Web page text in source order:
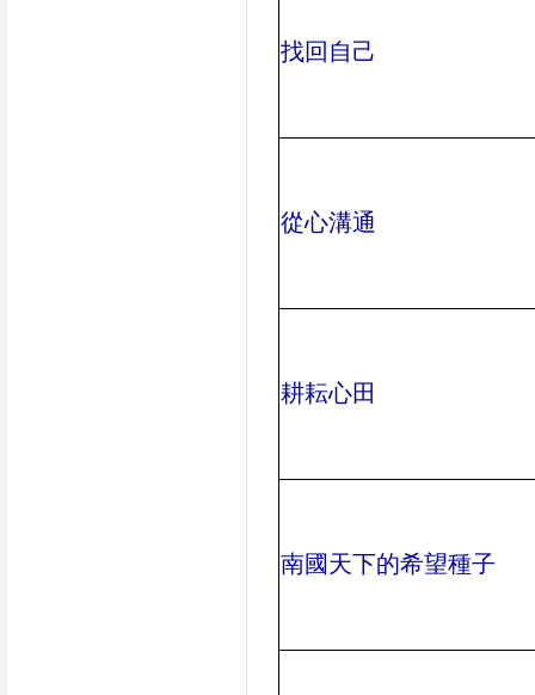
找回自己
從心溝通
耕耘心田
南國天下的希望種子